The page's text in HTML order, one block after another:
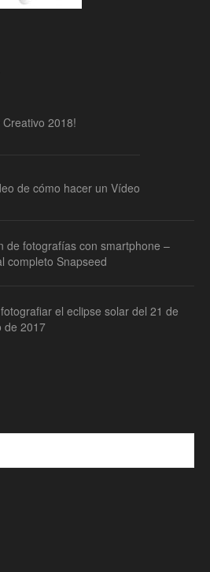
Creativo 2018!
de cómo hacer un Vídeo
de fotografías con smartphone –
completo Snapseed
el eclipse solar del 21 de
de 2017